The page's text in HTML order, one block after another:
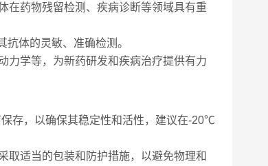
在药物残留检测、疾病诊断等领域具有重
体的灵敏、准确检测。
力学等，为新药研发和疾病治疗提供有力
存，以确保其稳定性和活性，建议在-20℃
取适当的包装和防护措施，以避免物理和